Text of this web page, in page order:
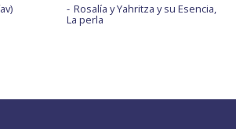
Rosalía y Yahritza y su Esencia,
La perla